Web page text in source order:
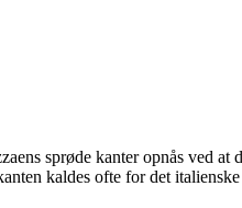
sprøde kanter opnås ved at
kaldes ofte for det